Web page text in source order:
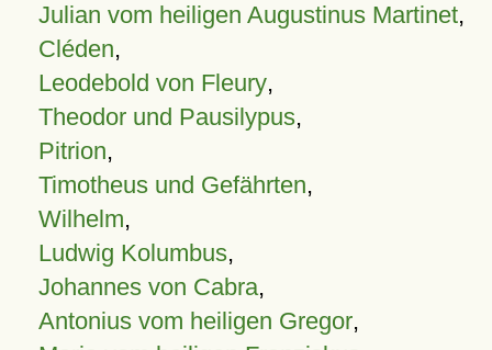
Julian vom heiligen Augustinus Martinet,
Cléden,
Leodebold von Fleury,
Theodor und Pausilypus,
Pitrion,
Timotheus und Gefährten,
Wilhelm,
Ludwig Kolumbus,
Johannes von Cabra,
Antonius vom heiligen Gregor,